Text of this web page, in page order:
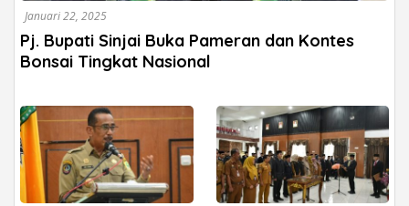
Januari 22, 2025
Pj. Bupati Sinjai Buka Pameran dan Kontes
Bonsai Tingkat Nasional